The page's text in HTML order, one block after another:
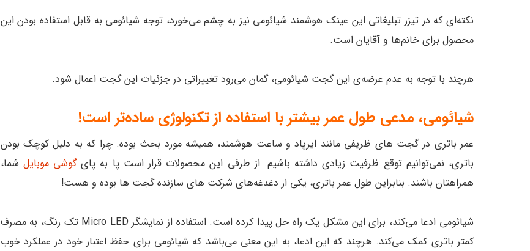
نکته‌ای که در تیزر تبلیغاتی این عینک هوشمند شیائومی نیز به چشم می‌خورد، توجه شیائومی به قابل استفاده بودن این
محصول برای خانم‌ها و آقایان است.
هرچند با توجه به عدم عرضه‌ی این گجت شیائومی، گمان می‌رود تغییراتی در جزئیات این گجت اعمال شود.
شیائومی، مدعی طول عمر بیشتر با استفاده از تکنولوژی ساده‌تر است!
عمر باتری در گجت‌ های ظریفی مانند ایرپاد و ساعت هوشمند، همیشه مورد بحث بوده. چرا که به دلیل کوچک بودن
باتری، نمی‌توانیم توقع ظرفیت زیادی داشته باشیم. از طرفی این محصولات قرار است پا به پایگوشی موبایل شما،
همراهتان باشند. بنابراین طول عمر باتری، یکی از دغدغه‌های شرکت‌ های سازنده گجت‌ ها بوده و هست!
شیائومی ادعا می‌کند، برای این مشکل یک راه حل پیدا کرده است. استفاده از نمایشگر Micro LED تک رنگ، به مصرف
کمتر باتری کمک می‌کند. هرچند که این ادعا، به این معنی می‌باشد که شیائومی برای حفظ اعتبار خود در عملکرد خوب